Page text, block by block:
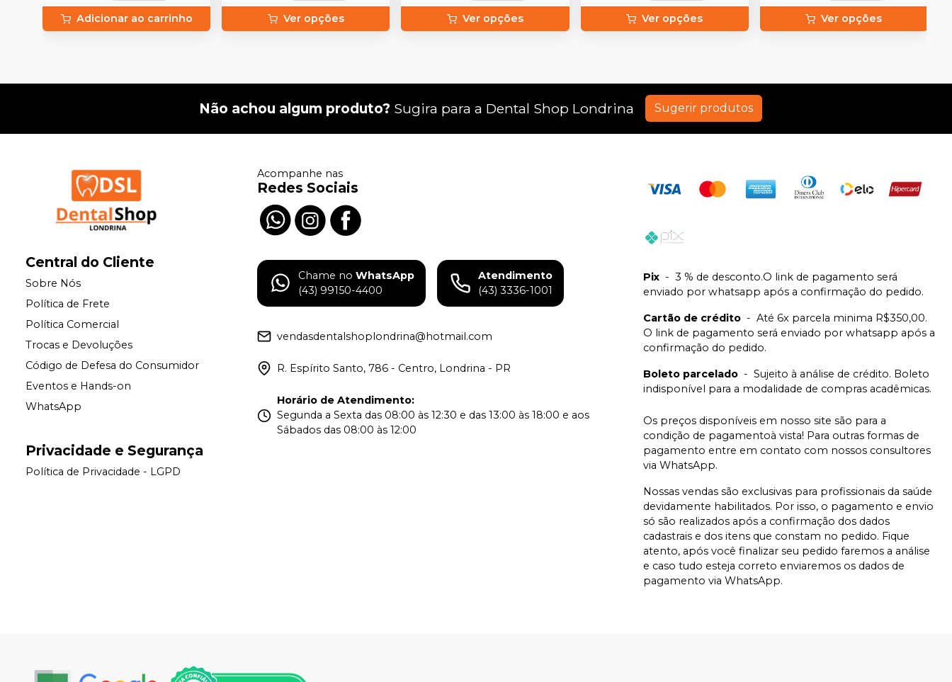
Adicionar ao carrinho Ver opções Ver opções Ver opções Ver opções
Não achou algum produto? Sugira para a Dental Shop Londrina Sugerir produtos
Central do Cliente
Sobre Nós
Política de Frete
Política Comercial
Trocas e Devoluções
Código de Defesa do Consumidor
Eventos e Hands-on
WhatsApp
Privacidade e Segurança
Política de Privacidade - LGPD
Acompanhe nas
Redes Sociais
Chame no WhatsApp
(43) 99150-4400
Atendimento
(43) 3336-1001
vendasdentalshoplondrina@hotmail.com
R. Espírito Santo, 786 - Centro, Londrina - PR
Horário de Atendimento:
Segunda a Sexta das 08:00 às 12:30 e das 13:00 às 18:00 e aos
Sábados das 08:00 às 12:00
Pix - 3 % de desconto.O link de pagamento será
enviado por whatsapp após a confirmação do pedido.
Cartão de crédito - Até 6x parcela minima R$350,00.
O link de pagamento será enviado por whatsapp após a
confirmação do pedido.
Boleto parcelado - Sujeito à análise de crédito. Boleto
indisponível para a modalidade de compras acadêmicas.
Os preços disponíveis em nosso site são para a
condição de pagamentoà vista! Para outras formas de
pagamento entre em contato com nossos consultores
via WhatsApp.
Nossas vendas são exclusivas para profissionais da saúde
devidamente habilitados. Por isso, o pagamento e envio
só são realizados após a confirmação dos dados
cadastrais e dos itens que constam no pedido. Fique
atento, após você finalizar seu pedido faremos a análise
e caso tudo esteja correto enviaremos os dados de
pagamento via WhatsApp.